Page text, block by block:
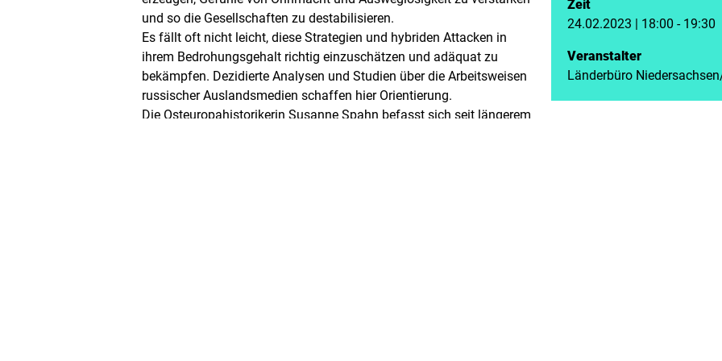
und so die Gesellschaften zu destabilisieren.
Es fällt oft nicht leicht, diese Strategien und hybriden Attacken in
ihrem Bedrohungsgehalt richtig einzuschätzen und adäquat zu
bekämpfen. Dezidierte Analysen und Studien über die Arbeitsweisen
russischer Auslandsmedien schaffen hier Orientierung.
Die Osteuropahistorikerin Susanne Spahn befasst sich seit längerem
Zeit
24.02.2023 | 18:00 - 19:30
Veranstalter
Länderbüro